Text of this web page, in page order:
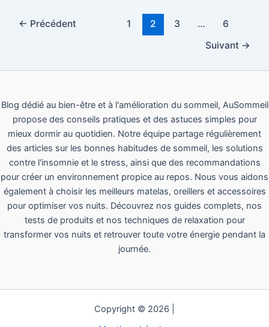
← Précédent 1 2 3 …
6
Suivant →
Blog dédié au bien-être et à l'amélioration du sommeil, AuSommeil
propose des conseils pratiques et des astuces simples pour
mieux dormir au quotidien. Notre équipe partage régulièrement
des articles sur les bonnes habitudes de sommeil, les solutions
contre l'insomnie et le stress, ainsi que des recommandations
pour créer un environnement propice au repos. Nous vous aidons
également à choisir les meilleurs matelas, oreillers et accessoires
pour optimiser vos nuits. Découvrez nos guides complets, nos
tests de produits et nos techniques de relaxation pour
transformer vos nuits et retrouver toute votre énergie pendant la
journée.
Copyright © 2026 |